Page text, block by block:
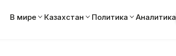
В мире Казахстан Политика Аналитика